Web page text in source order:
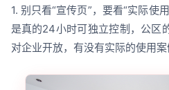
1. 别只看“宣传页”，要看“实际使
是真的24小时可独立控制，公区
对企业开放，有没有实际的使用案